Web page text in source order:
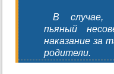
В случае,
пьяный
наказание за
родители.